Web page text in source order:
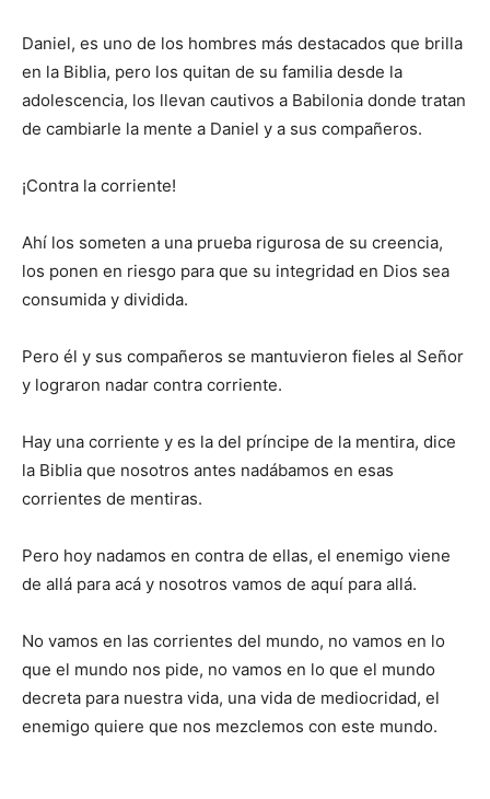
Daniel, es uno de los hombres más destacados que brilla
en la Biblia, pero los quitan de su familia desde la
adolescencia, los llevan cautivos a Babilonia donde tratan
de cambiarle la mente a Daniel y a sus compañeros.
¡Contra la corriente!
Ahí los someten a una prueba rigurosa de su creencia,
los ponen en riesgo para que su integridad en Dios sea
consumida y dividida.
Pero él y sus compañeros se mantuvieron fieles al Señor
y lograron nadar contra corriente.
Hay una corriente y es la del príncipe de la mentira, dice
la Biblia que nosotros antes nadábamos en esas
corrientes de mentiras.
Pero hoy nadamos en contra de ellas, el enemigo viene
de allá para acá y nosotros vamos de aquí para allá.
No vamos en las corrientes del mundo, no vamos en lo
que el mundo nos pide, no vamos en lo que el mundo
decreta para nuestra vida, una vida de mediocridad, el
enemigo quiere que nos mezclemos con este mundo.